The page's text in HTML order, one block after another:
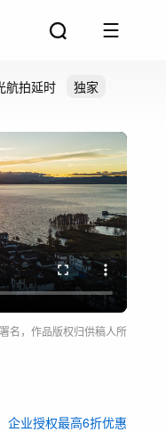
航拍延时
独家
名，作品版权归供稿人所
企业授权最高6折优惠